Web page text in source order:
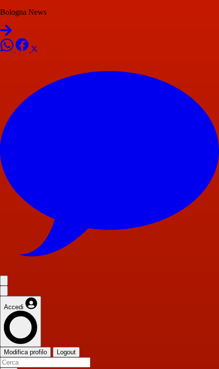
Bologna News
Accedi
Modifica profilo Logout